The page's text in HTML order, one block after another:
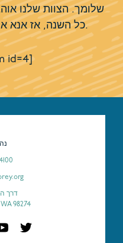
שלומך. הצוות שלנו
כל השנה, אז אנא אל תהסס לשמור על קשר.
id=4]
דרך
98274